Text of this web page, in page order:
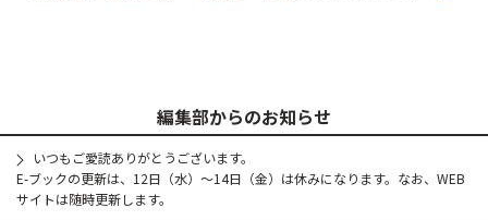
編集部からのお知らせ
いつもご愛読ありがとうございます。
E-ブックの更新は、12日（水）～14日（金）は休みになります。なお、WEB
サイトは随時更新します。